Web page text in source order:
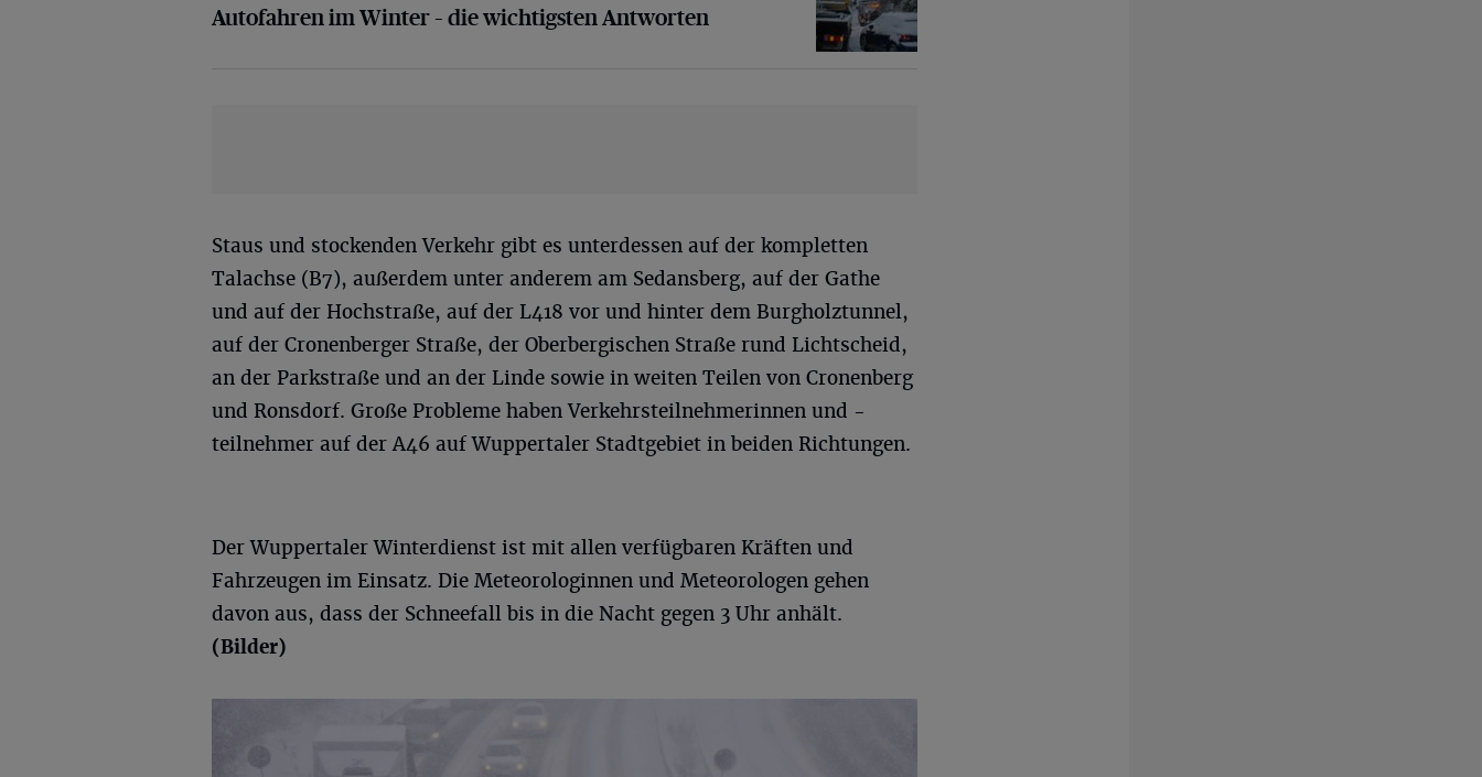
Autofahren im Winter – die wichtigsten Antworten
Staus und stockenden Verkehr gibt es unterdessen auf der kompletten
Talachse (B7), außerdem unter anderem am Sedansberg, auf der Gathe
und auf der Hochstraße, auf der L418 vor und hinter dem Burgholztunnel,
auf der Cronenberger Straße, der Oberbergischen Straße rund Lichtscheid,
an der Parkstraße und an der Linde sowie in weiten Teilen von Cronenberg
und Ronsdorf. Große Probleme haben Verkehrsteilnehmerinnen und -
teilnehmer auf der A46 auf Wuppertaler Stadtgebiet in beiden Richtungen.
Der Wuppertaler Winterdienst ist mit allen verfügbaren Kräften und
Fahrzeugen im Einsatz. Die Meteorologinnen und Meteorologen gehen
davon aus, dass der Schneefall bis in die Nacht gegen 3 Uhr anhält.
(Bilder)